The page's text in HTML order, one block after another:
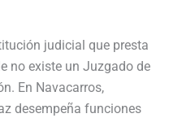
judicial que presta
no existe un Juzgado de
En Navacarros,
desempeña funciones